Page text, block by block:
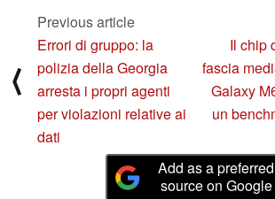
⟨
Previous article
Errori di gruppo: la
polizia della Georgia
arresta i propri agenti
per violazioni relative ai
dati
Il chip
fascia
Galaxy
un
Add as a preferred
source on Google